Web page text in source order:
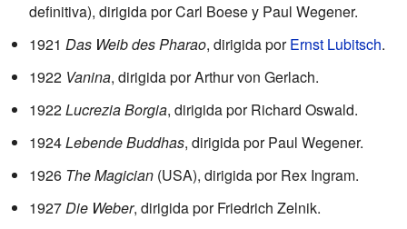
definitiva), dirigida por Carl Boese y Paul Wegener.
1921 Das Weib des Pharao, dirigida porErnst Lubitsch.
1922 Vanina, dirigida por Arthur von Gerlach.
1922Lucrezia Borgia, dirigida por Richard Oswald.
1924Lebende Buddhas, dirigida por Paul Wegener.
1926 The Magician (USA), dirigida por Rex Ingram.
1927Die Weber, dirigida por Friedrich Zelnik.